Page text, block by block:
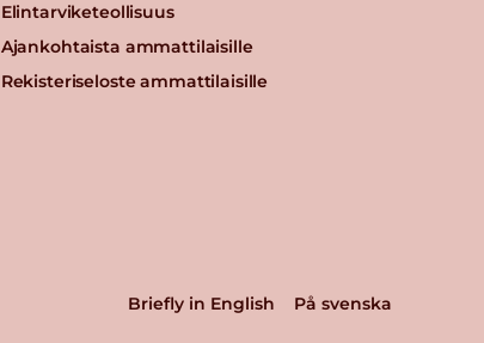
Elintarviketeollisuus
Ajankohtaista ammattilaisille
Rekisteriseloste ammattilaisille
Briefly in English På svenska